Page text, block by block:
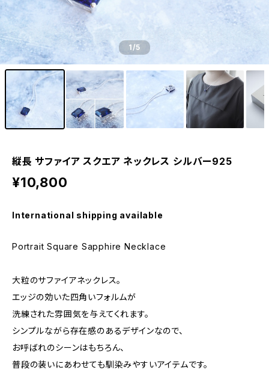
1/5
縦長 サファイア スクエア ネックレス シルバー925
¥10,800
International shipping available
Portrait Square Sapphire Necklace
大粒のサファイアネックレス。
エッジの効いた四角いフォルムが
洗練された雰囲気を与えてくれます。
シンプルながら存在感のあるデザインなので、
お呼ばれのシーンはもちろん、
普段の装いにあわせても馴染みやすいアイテムです。